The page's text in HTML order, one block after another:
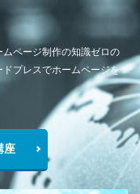
ページ制作の知識ゼロの
プレスでホームページを
座